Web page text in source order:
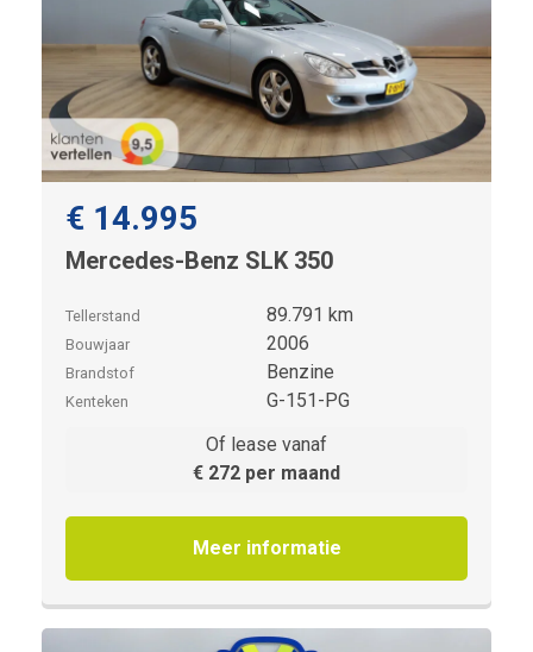
€ 14.995
Mercedes-Benz SLK 350
Tellerstand 89.791 km
Bouwjaar 2006
Brandstof Benzine
Kenteken
G-151-PG
Of lease vanaf
€ 272 per maand
Meer informatie